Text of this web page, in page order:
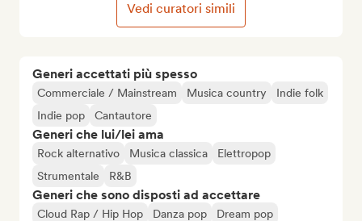
Generi accettati più spesso
Commerciale / Mainstream Musica country
Indie folk
Indie pop
Cantautore
Generi che lui/lei ama
Rock alternativo Musica classica
Elettropop
Strumentale
R&B
Generi che sono disposti ad accettare
Cloud Rap / Hip Hop Danza pop
Dream pop
Vedi curatori simili